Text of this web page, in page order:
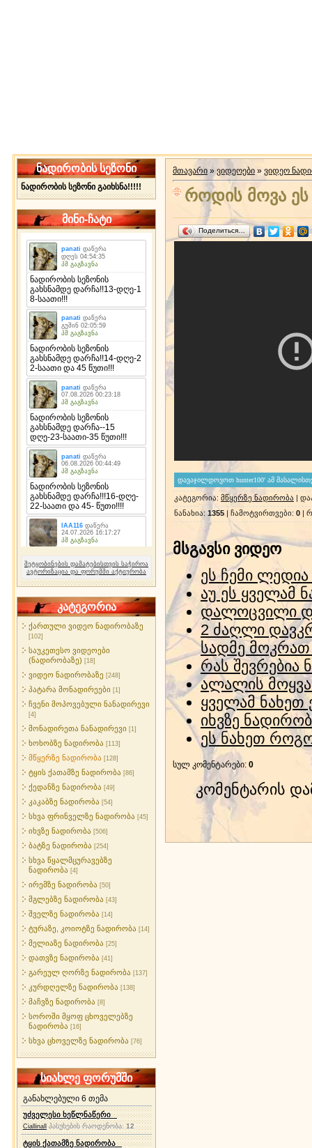
ნადირობის სეზონი
ნადირობის სეზონი გაიხსნა!!!!!
მინი-ჩატი
შეტყობინების დამატებისთვის საჭიროა
ავტორიზაცია და ფორუმში აქტიურობა
კატეგორია
ქართული ვიდეო ნადირობაზე
[102]
საუკეთესო ვიდეოები
(ნადირობაზე) [18]
ვიდეო ნადირობაზე [248]
პატარა მონადირეები [1]
ჩვენი მოპოვებული ნანადირევი
[4]
მონადირეთა ნანადირევი [1]
ხოხობზე ნადირობა [113]
მწყერზე ნადირობა [128]
ტყის ქათამზე ნადირობა [86]
ქედანზე ნადირობა [49]
კაკაბზე ნადირობა [54]
სხვა ფრინველზე ნადირობა [45]
იხვზე ნადირობა [506]
ბატზე ნადირობა [254]
სხვა წყალმცურავებზე
ნადირობა [4]
ირემზე ნადირობა [50]
მგლებზე ნადირობა [43]
შველზე ნადირობა [14]
ტურაზე, კოიოტზე ნადირობა [14]
მელიაზე ნადირობა [25]
დათვზე ნადირობა [41]
გარეულ ღორზე ნადირობა [137]
კურდღელზე ნადირობა [138]
მაჩვზე ნადირობა [8]
სოროში მყოფ ცხოველებზე
ნადირობა [16]
სხვა ცხოველზე ნადირობა [76]
სიახლე ფორუმში
განახლებული 6 თემა
უძველესი ხეწლნაწერი
Ciallinall პასუხების რაოდენობა:12
ტყის ქათამზე ნადირობა
მთავარი » ვიდეოები » ვიდეო
როდის მოვა
Поделиться…
კატეგორია: მწყერზე ნადირობა |
ნანახია: 1355 | ჩამოტვირთვები: 0 |
მსგავსი ვიდეო
ეს ჩემი
აუ ეს ყველამ
დალოცვილი
2 ძაღლი
სადმე
რას შევრებია
ალალის
ყველამ
იხვზე
ეს ნახეთ
სულ კომენტარები: 0
კომენტარის